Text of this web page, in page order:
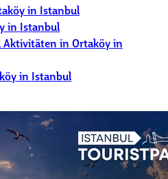
in Istanbul
in Istanbul
Aktivitäten in Ortaköy in
in Istanbul